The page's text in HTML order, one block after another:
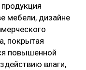
мебели, дизайне
покрытая
повышенной
влаги,